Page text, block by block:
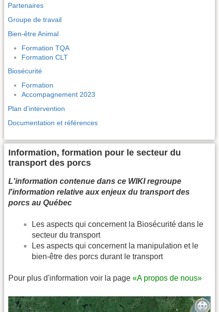
Partenaires
Groupe de travail
Bien-être Animal
Formation TQA
Formation CLT
Biosécurité
Formation
Accompagnement 2023
Plan d'intervention
Documentation et références
Information, formation pour le secteur du
transport des porcs
L'information contenue dans ce WIKI regroupe
l'information relative aux enjeux du transport des
porcs au Québec
Les aspects qui concernent la Biosécurité dans le
secteur du transport
Les aspects qui concernent la manipulation et le
bien-être des porcs durant le transport
Pour plus d'information voir la page «A propos de nous»